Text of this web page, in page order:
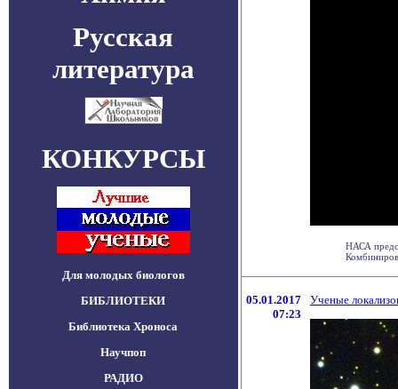
Русская
литература
КОНКУРСЫ
Для молодых биологов
БИБЛИОТЕКИ
Библиотека Хроноса
Научпоп
РАДИО
НАСА
05.01.2017
07:23
Ученые